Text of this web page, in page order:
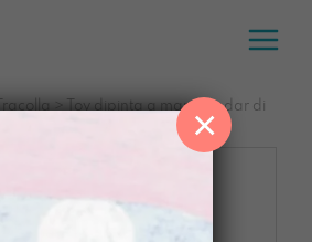
Tracolla >
Toy dipinta a mano Andar di
×